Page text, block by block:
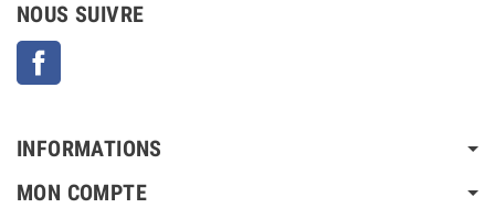
NOUS SUIVRE
INFORMATIONS
MON COMPTE